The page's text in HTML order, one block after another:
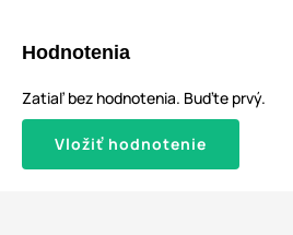
Hodnotenia
Zatiaľ bez hodnotenia. Buďte prvý.
Vložiť hodnotenie